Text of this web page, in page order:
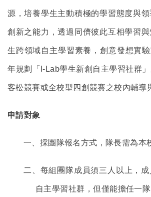
源，培養學生主動積極的學習態度與
創新之能力，透過同儕彼此互相學習
生跨領域自主學習素養，創意發想實
年規劃「I-Lab學生新創自主學習社群
客松競賽或全校型四創競賽之校內輔導
申請對象
一、採團隊報名方式，隊長需為本
二、每組團隊成員須三人以上，
自主學習社群，但僅能擔任一